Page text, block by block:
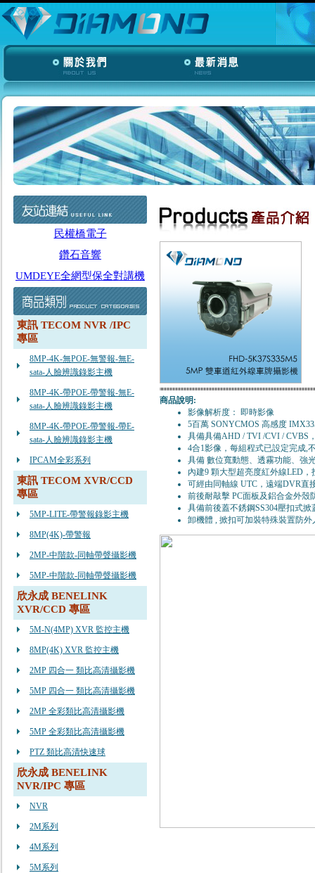
民權橋電子
鑽石音響
UMDEYE全網型保全對講機
東訊 TECOM NVR /IPC
專區
8MP-4K-無POE-無警報-無E-
sata-人臉辨識錄影主機
8MP-4K-帶POE-帶警報-無E-
sata-人臉辨識錄影主機
8MP-4K-帶POE-帶警報-帶E-
sata-人臉辨識錄影主機
IPCAM全彩系列
東訊 TECOM XVR/CCD
專區
5MP-LITE-帶警報錄影主機
8MP(4K)-帶警報
2MP-中階款-同軸帶聲攝影機
5MP-中階款-同軸帶聲攝影機
欣永成 BENELINK
XVR/CCD 專區
5M-N(4MP) XVR 監控主機
8MP(4K) XVR 監控主機
2MP 四合一 類比高清攝影機
5MP 四合一 類比高清攝影機
2MP 全彩類比高清攝影機
5MP 全彩類比高清攝影機
PTZ 類比高清快速球
欣永成 BENELINK
NVR/IPC 專區
NVR
2M系列
4M系列
5M系列
商品說明:
影像解析度： 即時影像
5百萬 SONYCMOS 高感度
具備具備AHD / TVI /CVI / CVBS
4合1影像，每組程式已設定完成,
具備 數位寬動態、透霧功能、強
內建9 顆大型超亮度紅外線LED
可經由同軸線 UTC，遠端DVR直
前後耐敲擊 PC面板及鋁合金外殼
具備前後蓋不銹鋼SS304壓扣式
卸機體 , 掀扣可加裝特殊裝置防外